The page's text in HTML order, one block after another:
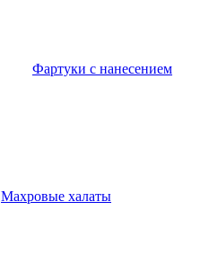
Фартуки с нанесением
Махровые халаты